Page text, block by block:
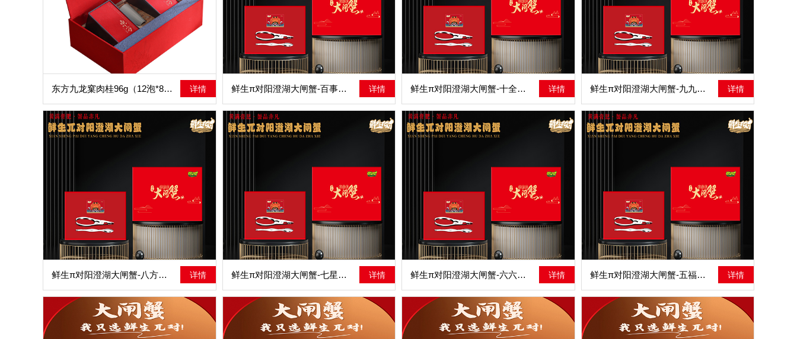
东方九龙窠肉桂96g（12泡*8克）配主人杯 详情 鲜生π对阳澄湖大闸蟹-百事通达 详情 鲜生π对阳澄湖大闸蟹-十全十美 详情 鲜生π对阳澄湖大闸蟹-九九同心 详情
鲜生π对阳澄湖大闸蟹-八方来财 详情 鲜生π对阳澄湖大闸蟹-七星高照 详情 鲜生π对阳澄湖大闸蟹-六六大顺 详情 鲜生π对阳澄湖大闸蟹-五福临门 详情